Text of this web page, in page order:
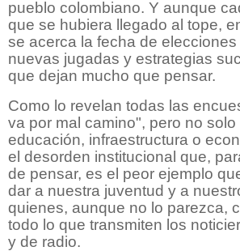
pueblo colombiano. Y aunque
que se hubiera llegado al tope,
se acerca la fecha de
nuevas jugadas y estrategias
que dejan mucho que pensar.
Como lo revelan todas las
va por mal camino", pero no
educación, infraestructura o
el desorden institucional que,
de pensar, es el peor ejemplo
dar a nuestra juventud y a
quienes, aunque no lo parezca,
todo lo que transmiten los
y de radio.